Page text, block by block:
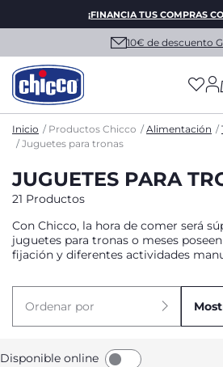
¡FINANCIA TUS COMPRAS
10€ de descuento
Inicio Productos Chicco Alimentación
Juguetes para tronas
JUGUETES PARA
21 Productos
Con Chicco, la hora de comer será
juguetes para tronas o meses
fijación y diferentes actividades
Ordenar por
Disponible online